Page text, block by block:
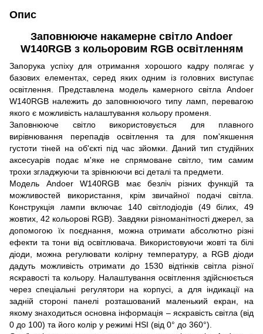
Опис
Заповнююче накамерне світло Andoer
W140RGB з кольоровим RGB освітленням
Запорука успіху для отримання хорошого кадру полягає у
базових елементах, серед яких одним із головних виступає
освітлення. Представлена ​​модель камерного світла Andoer
W140RGB належить до заповнюючого типу ламп, перевагою
якого є можливість налаштування кольору променя.
Заповнююче світло використовується для плавного
вирівнювання перепадів освітлення та для пом'якшення
густоти тіней на об'єкті під час зйомки. Даний тип студійних
аксесуарів подає м'яке не спрямоване світло, тим самим
трохи згладжуючи та зрівнюючи всі деталі та предмети.
Модель Andoer W140RGB має безліч різних функцій та
можливостей використання, крім звичайної подачі світла.
Конструкція лампи включає 140 світлодіодів (49 білих, 49
жовтих, 42 кольорові RGB). Завдяки різноманітності джерел, за
допомогою їх поєднання, можна отримати абсолютно різні
ефекти та тони від освітлювача. Використовуючи жовті та білі
діоди, можна регулювати колірну температуру, а RGB діоди
дадуть можливість отримати до 1530 відтінків світла різної
яскравості та кольору. Налаштування освітлення здійснюється
через спеціальні регулятори на корпусі, а для індикації на
задній стороні панелі розташований маленький екран, на
якому знаходиться основна інформація – яскравість світла (від
0 до 100) та його колір у режимі HSI (від 0° до 360°).